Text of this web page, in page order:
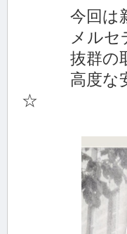
今回は新た
メルセデ
抜群の取り
高度な安全
☆